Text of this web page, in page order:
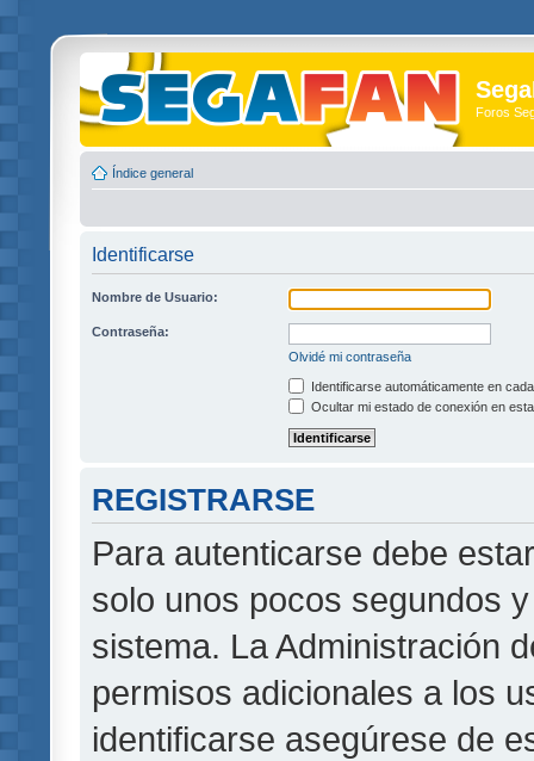
Foros
Índice general
Identificarse
Nombre de Usuario:
Contraseña:
Olvidé mi contraseña
Identificarse automáticamente en
Ocultar mi estado de conexión en
REGISTRARSE
Para autenticarse debe
solo unos pocos segundos
sistema. La Administración
permisos adicionales a los
identificarse asegúrese de